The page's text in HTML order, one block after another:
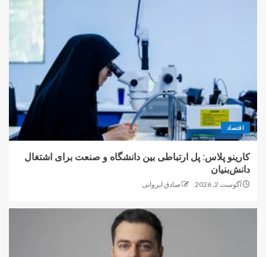
اقتصاد
کارینو پلاس: پل ارتباطی بین دانشگاه و صنعت برای اشتغال
دانش‌بنیان
آگوست 2, 2026 صادق ایروانی